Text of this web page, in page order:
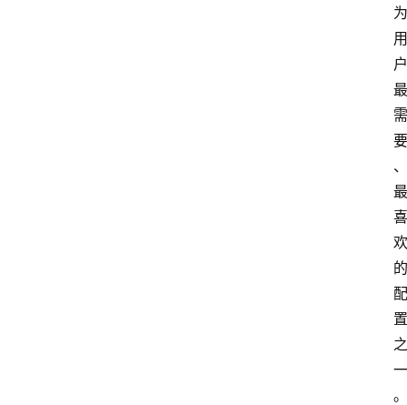
为
用
户
最
需
要
、
最
喜
欢
的
配
置
之
一
。